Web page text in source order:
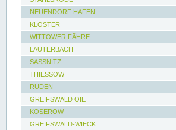
NEUENDORF HAFEN
KLOSTER
WITTOWER FÄHRE
LAUTERBACH
SASSNITZ
THIESSOW
RUDEN
GREIFSWALD OIE
KOSEROW
GREIFSWALD-WIECK